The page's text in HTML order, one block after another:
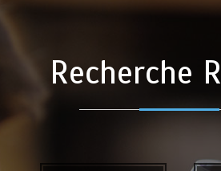
Recherche R